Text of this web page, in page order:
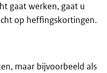
gaat werken, gaat u
op heffingskortingen.
maar bijvoorbeeld als